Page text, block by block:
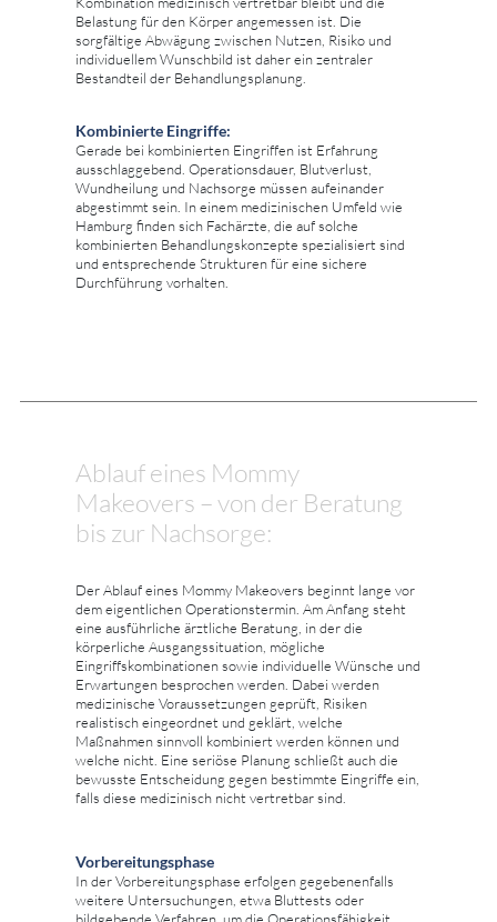
Belastung für den Körper angemessen ist. Die
sorgfältige Abwägung zwischen Nutzen, Risiko und
individuellem Wunschbild ist daher ein zentraler
Bestandteil der Behandlungsplanung.
Kombinierte Eingriffe:
Gerade bei kombinierten Eingriffen ist Erfahrung
ausschlaggebend. Operationsdauer, Blutverlust,
Wundheilung und Nachsorge müssen aufeinander
abgestimmt sein. In einem medizinischen Umfeld wie
Hamburg finden sich Fachärzte, die auf solche
kombinierten Behandlungskonzepte spezialisiert sind
und entsprechende Strukturen für eine sichere
Durchführung vorhalten.
Ablauf eines Mommy
Makeovers – von der Beratung
bis zur Nachsorge:
Der Ablauf eines Mommy Makeovers beginnt lange vor
dem eigentlichen Operationstermin. Am Anfang steht
eine ausführliche ärztliche Beratung, in der die
körperliche Ausgangssituation, mögliche
Eingriffskombinationen sowie individuelle Wünsche und
Erwartungen besprochen werden. Dabei werden
medizinische Voraussetzungen geprüft, Risiken
realistisch eingeordnet und geklärt, welche
Maßnahmen sinnvoll kombiniert werden können und
welche nicht. Eine seriöse Planung schließt auch die
bewusste Entscheidung gegen bestimmte Eingriffe ein,
falls diese medizinisch nicht vertretbar sind.
Vorbereitungsphase
In der Vorbereitungsphase erfolgen gegebenenfalls
weitere Untersuchungen, etwa Bluttests oder
bildgebende Verfahren, um die Operationsfähigkeit